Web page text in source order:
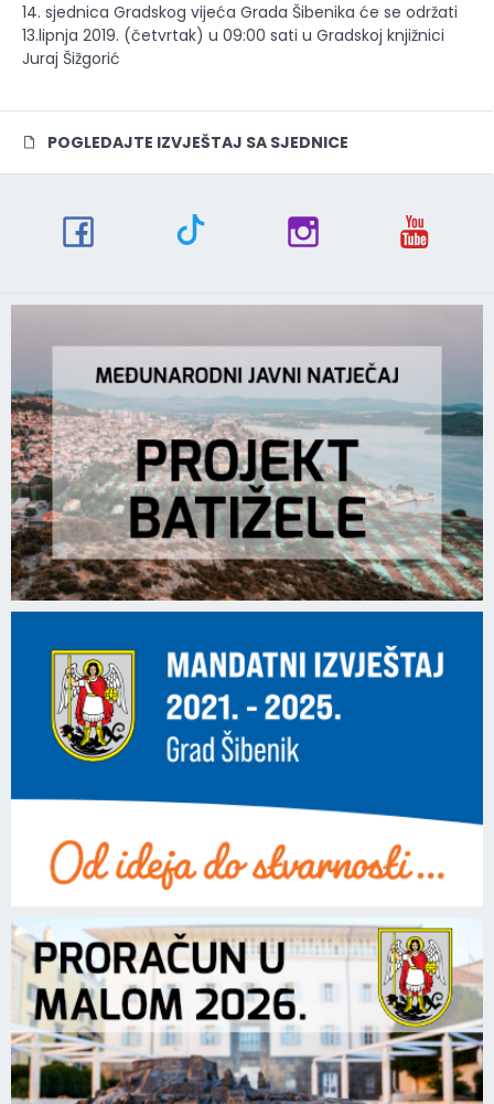
14. sjednica Gradskog vijeća Grada Šibenika će se održati
13.lipnja 2019. (četvrtak) u 09:00 sati u Gradskoj knjižnici
Juraj Šižgorić
POGLEDAJTE IZVJEŠTAJ SA SJEDNICE